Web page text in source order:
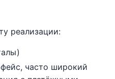
реализации:
часто широкий